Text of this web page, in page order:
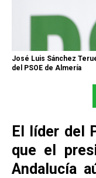
José Luis Sánchez
del PSOE de Almería
El líder del
que el
Andalucía